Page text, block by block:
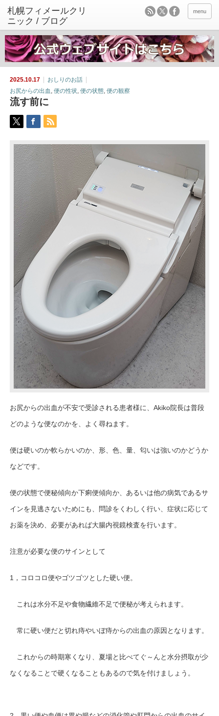
menu
2025.10.17
おしりのお話
お尻からの出血 , 便の性状, 便の状態, 便の観察
流す前に
お尻からの出血が不安で受診される患者様に 、Akiko院長は普段
どのような便なのかを、よく尋ねます。
便は硬いのか軟らかいのか、形、色、量、匂いは強いのかどうか
などです。
便の状態で便秘傾向か下痢便傾向か、あるいは他の病気であるサ
インを見逃さないためにも、問診をくわしく行い、症状に応じて
お薬を決め、必要があれば大腸内視鏡検査を行います。
注意が必要な便のサインとして
1， コロコロ便やゴツゴツとした硬い便。
これは水分不足や食物繊維不足で便秘が考えられます。
常に硬い便だと切れ痔やいぼ痔からの出血の原因となります。
これからの時期寒くなり、夏場と比べてぐ～んと水分摂取が少
なくなることで硬くなることもあるので気を付けましょう。